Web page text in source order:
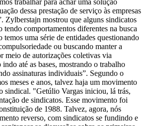
trabalhar para achar uma solução
dessa prestação de serviço às empresas
Zylberstajn mostrou que alguns sindicatos
tendo comportamentos diferentes na busca
uma série de entidades questionando
ou buscando manter a
meio de autorizações coletivas via
indo até as bases, mostrando o trabalho
assinaturas individuais”. Segundo o
meses e anos, talvez haja um movimento
sindical. "Getúlio Vargas iniciou, lá trás,
de sindicatos. Esse movimento foi
de 1988. Talvez, agora, nós
reverso, com sindicatos se fundindo e